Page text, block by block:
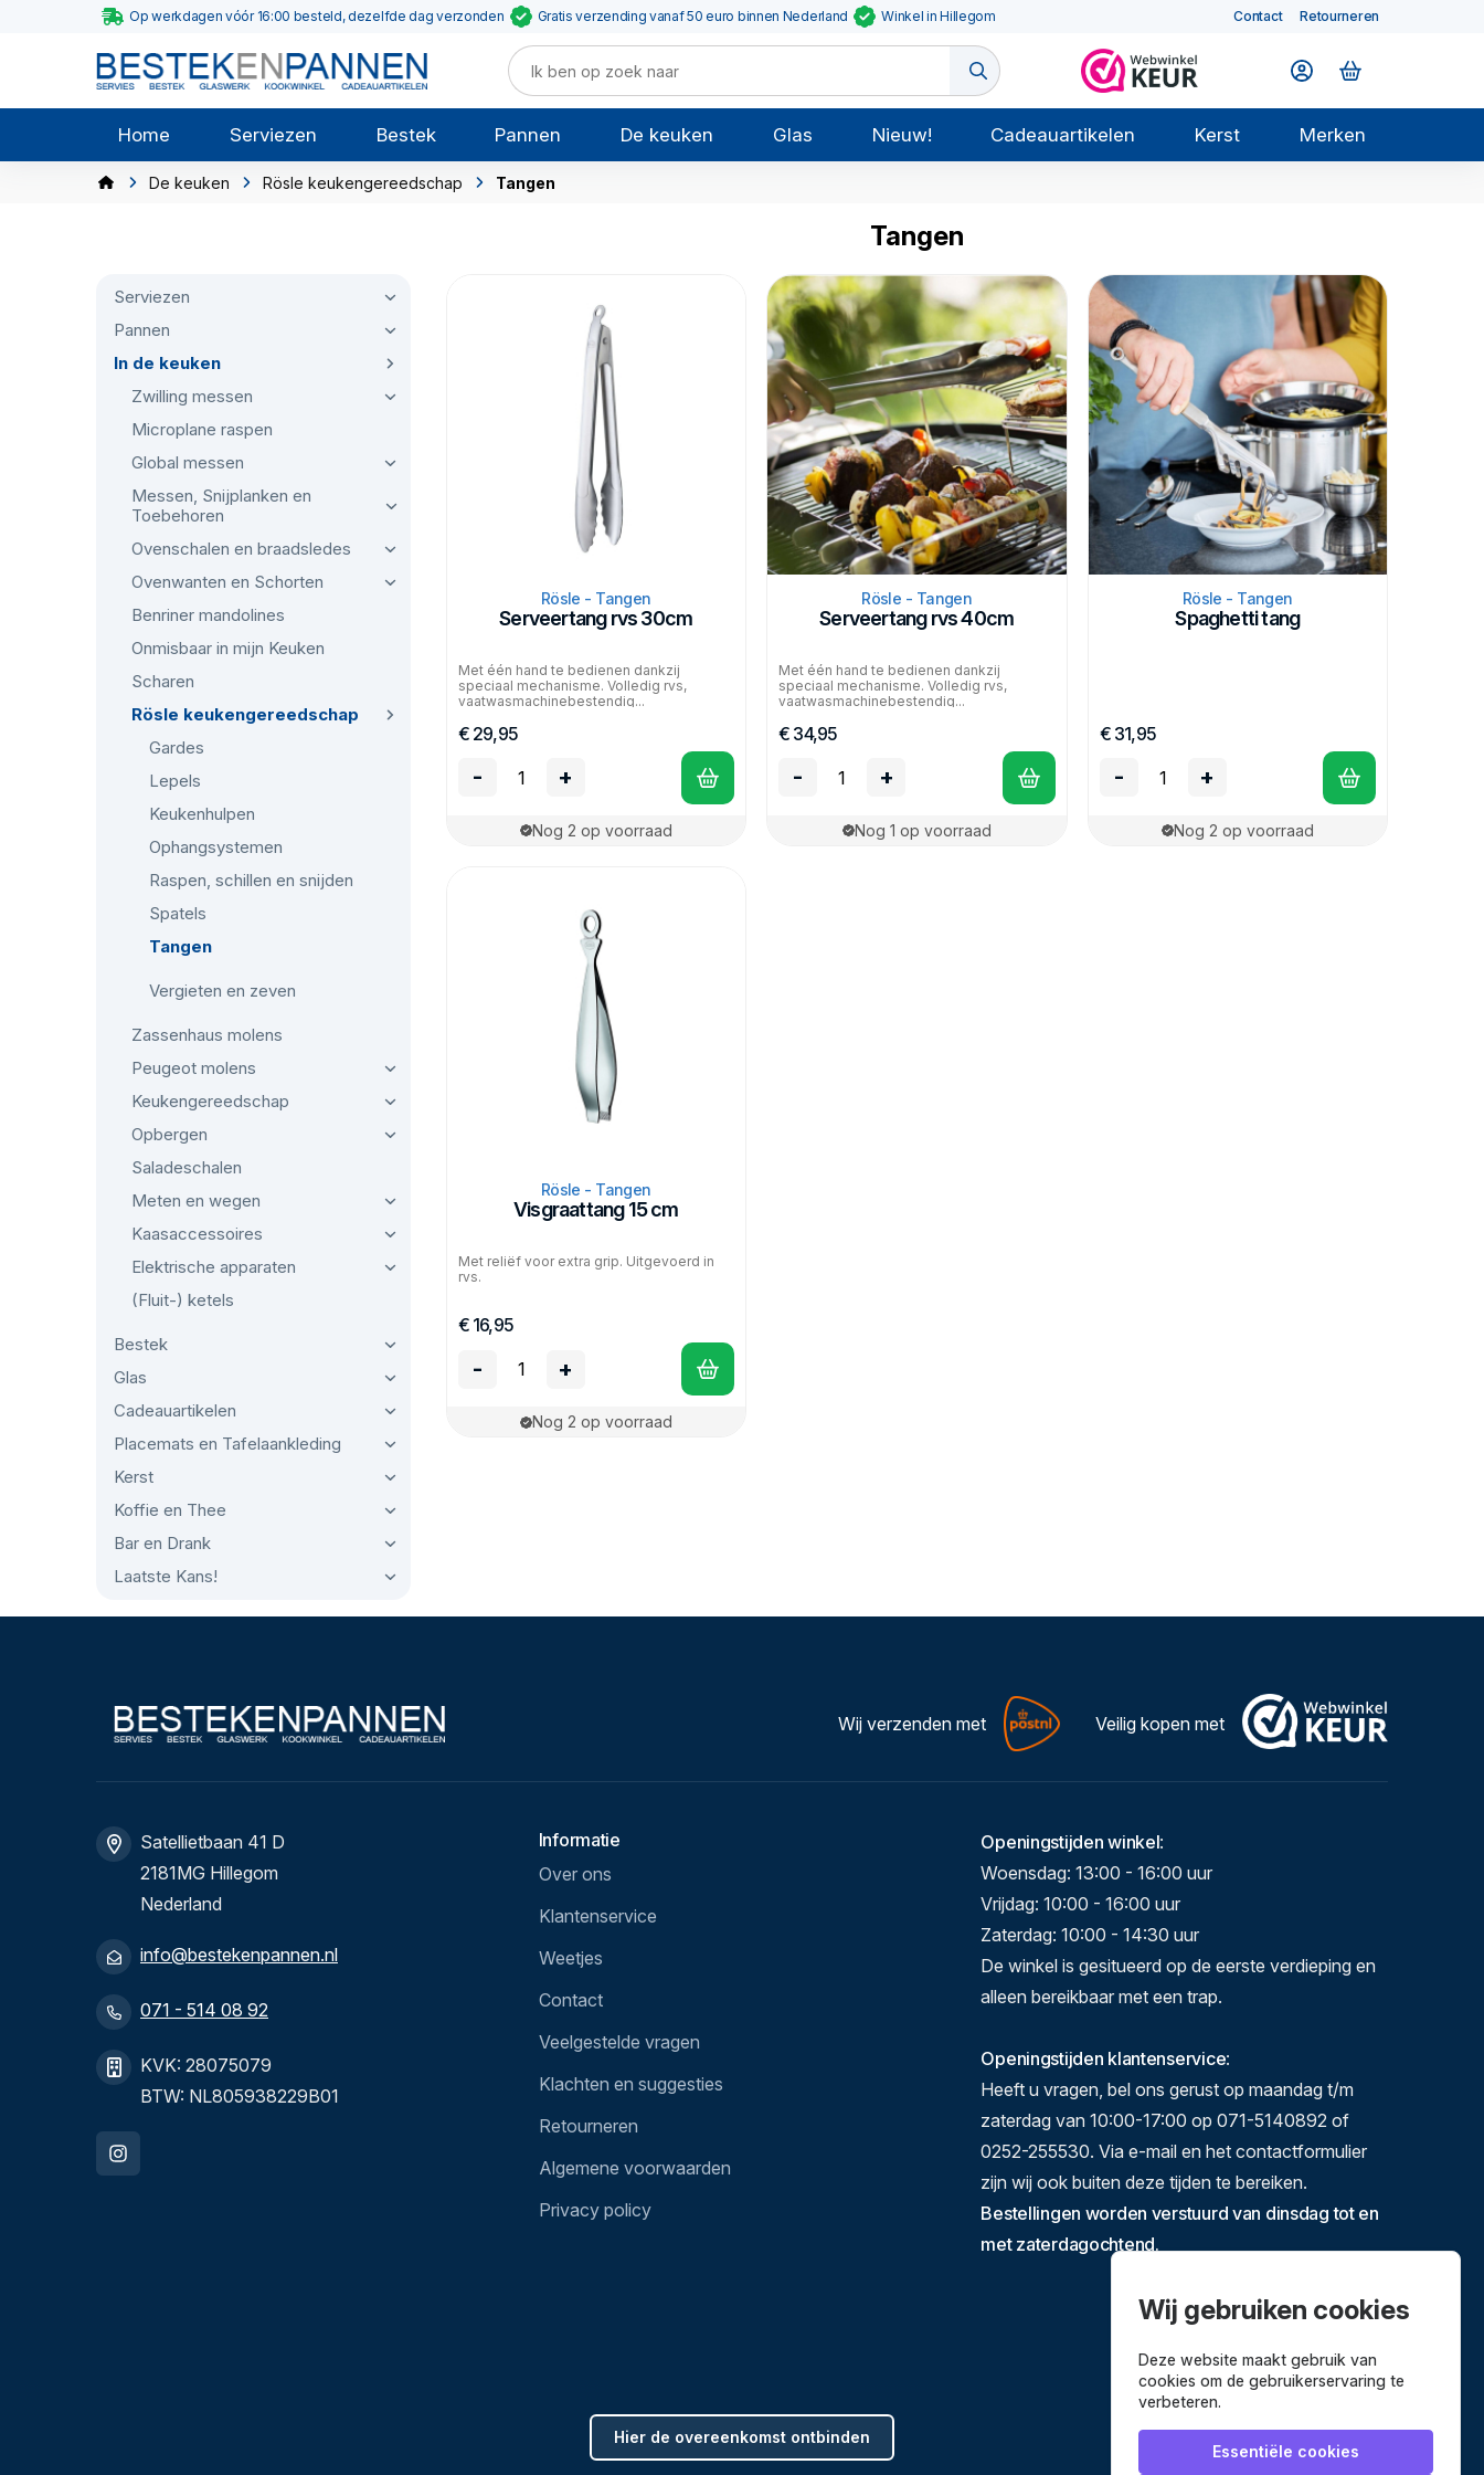
Op werkdagen vóór 16:00 besteld, dezelfde dag verzonden Gratis verzending vanaf 50 euro binnen Nederland Winkel in Hillegom Contact Retourneren
Home Serviezen Bestek Pannen De keuken Glas Nieuw! Cadeauartikelen Kerst Merken
De keuken Rösle keukengereedschap Tangen
Serviezen
Pannen
In de keuken
Zwilling messen
Microplane raspen
Global messen
Messen, Snijplanken en
Toebehoren
Ovenschalen en braadsledes
Ovenwanten en Schorten
Benriner mandolines
Onmisbaar in mijn Keuken
Scharen
Rösle keukengereedschap
Gardes
Lepels
Keukenhulpen
Ophangsystemen
Raspen, schillen en snijden
Spatels
Tangen
Vergieten en zeven
Zassenhaus molens
Peugeot molens
Keukengereedschap
Opbergen
Saladeschalen
Meten en wegen
Kaasaccessoires
Elektrische apparaten
(Fluit-) ketels
Bestek
Glas
Cadeauartikelen
Placemats en Tafelaankleding
Kerst
Koffie en Thee
Bar en Drank
Laatste Kans!
Tangen
Rösle - Tangen
Serveertang rvs 30cm
Met één hand te bedienen dankzij
speciaal mechanisme. Volledig rvs,
vaatwasmachinebestendig...
€ 29,95
- +
Nog 2 op voorraad
Rösle - Tangen
Serveertang rvs 40cm
Met één hand te bedienen dankzij
speciaal mechanisme. Volledig rvs,
vaatwasmachinebestendig...
€ 34,95
- +
Nog 1 op voorraad
Rösle - Tangen
Spaghetti tang
€ 31,95
- +
Nog 2 op voorraad
Rösle - Tangen
Visgraattang 15 cm
Met reliëf voor extra grip. Uitgevoerd in
rvs.
€ 16,95
- +
Nog 2 op voorraad
Wij verzenden met Veilig kopen met
Satellietbaan 41 D
2181MG Hillegom
Nederland
info@bestekenpannen.nl
071 - 514 08 92
KVK: 28075079
BTW: NL805938229B01
Informatie
Over ons
Klantenservice
Weetjes
Contact
Veelgestelde vragen
Klachten en suggesties
Retourneren
Algemene voorwaarden
Privacy policy
Openingstijden winkel:
Woensdag: 13:00 - 16:00 uur
Vrijdag: 10:00 - 16:00 uur
Zaterdag: 10:00 - 14:30 uur
De winkel is gesitueerd op de eerste verdieping en
alleen bereikbaar met een trap.
Openingstijden klantenservice:
Heeft u vragen, bel ons gerust op maandag t/m
zaterdag van 10:00-17:00 op 071-5140892 of
0252-255530. Via e-mail en het contactformulier
zijn wij ook buiten deze tijden te bereiken.
Bestellingen worden verstuurd van dinsdag tot en
met zaterdagochtend.
Hier de overeenkomst ontbinden
Wij gebruiken cookies
Deze website maakt gebruik van
cookies om de gebruikerservaring te
verbeteren.
Essentiële cookies